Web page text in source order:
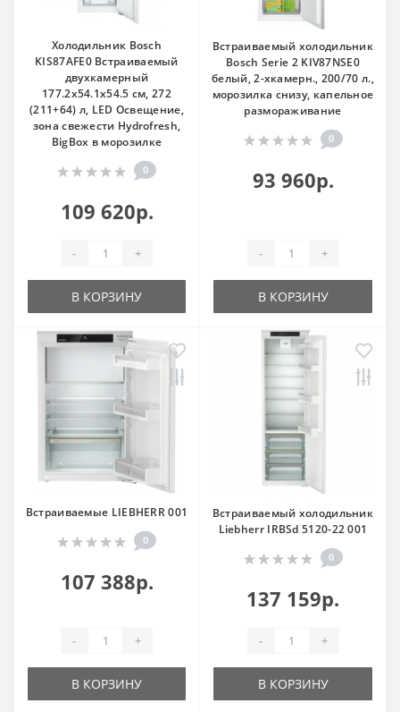
Холодильник Bosch
KIS87AFE0 Встраиваемый
двухкамерный
177.2х54.1х54.5 см, 272
(211+64) л, LED Освещение,
зона свежести Hydrofresh,
BigBox в морозилке
0
109 620р.
- +
В КОРЗИНУ
Встраиваемый холодильник
Bosch Serie 2 KIV87NSE0
белый, 2-хкамерн., 200/70 л.,
морозилка снизу, капельное
размораживание
0
93 960р.
- +
В КОРЗИНУ
Встраиваемые LIEBHERR 001
0
107 388р.
- +
В КОРЗИНУ
Встраиваемый холодильник
Liebherr IRBSd 5120-22 001
0
137 159р.
- +
В КОРЗИНУ